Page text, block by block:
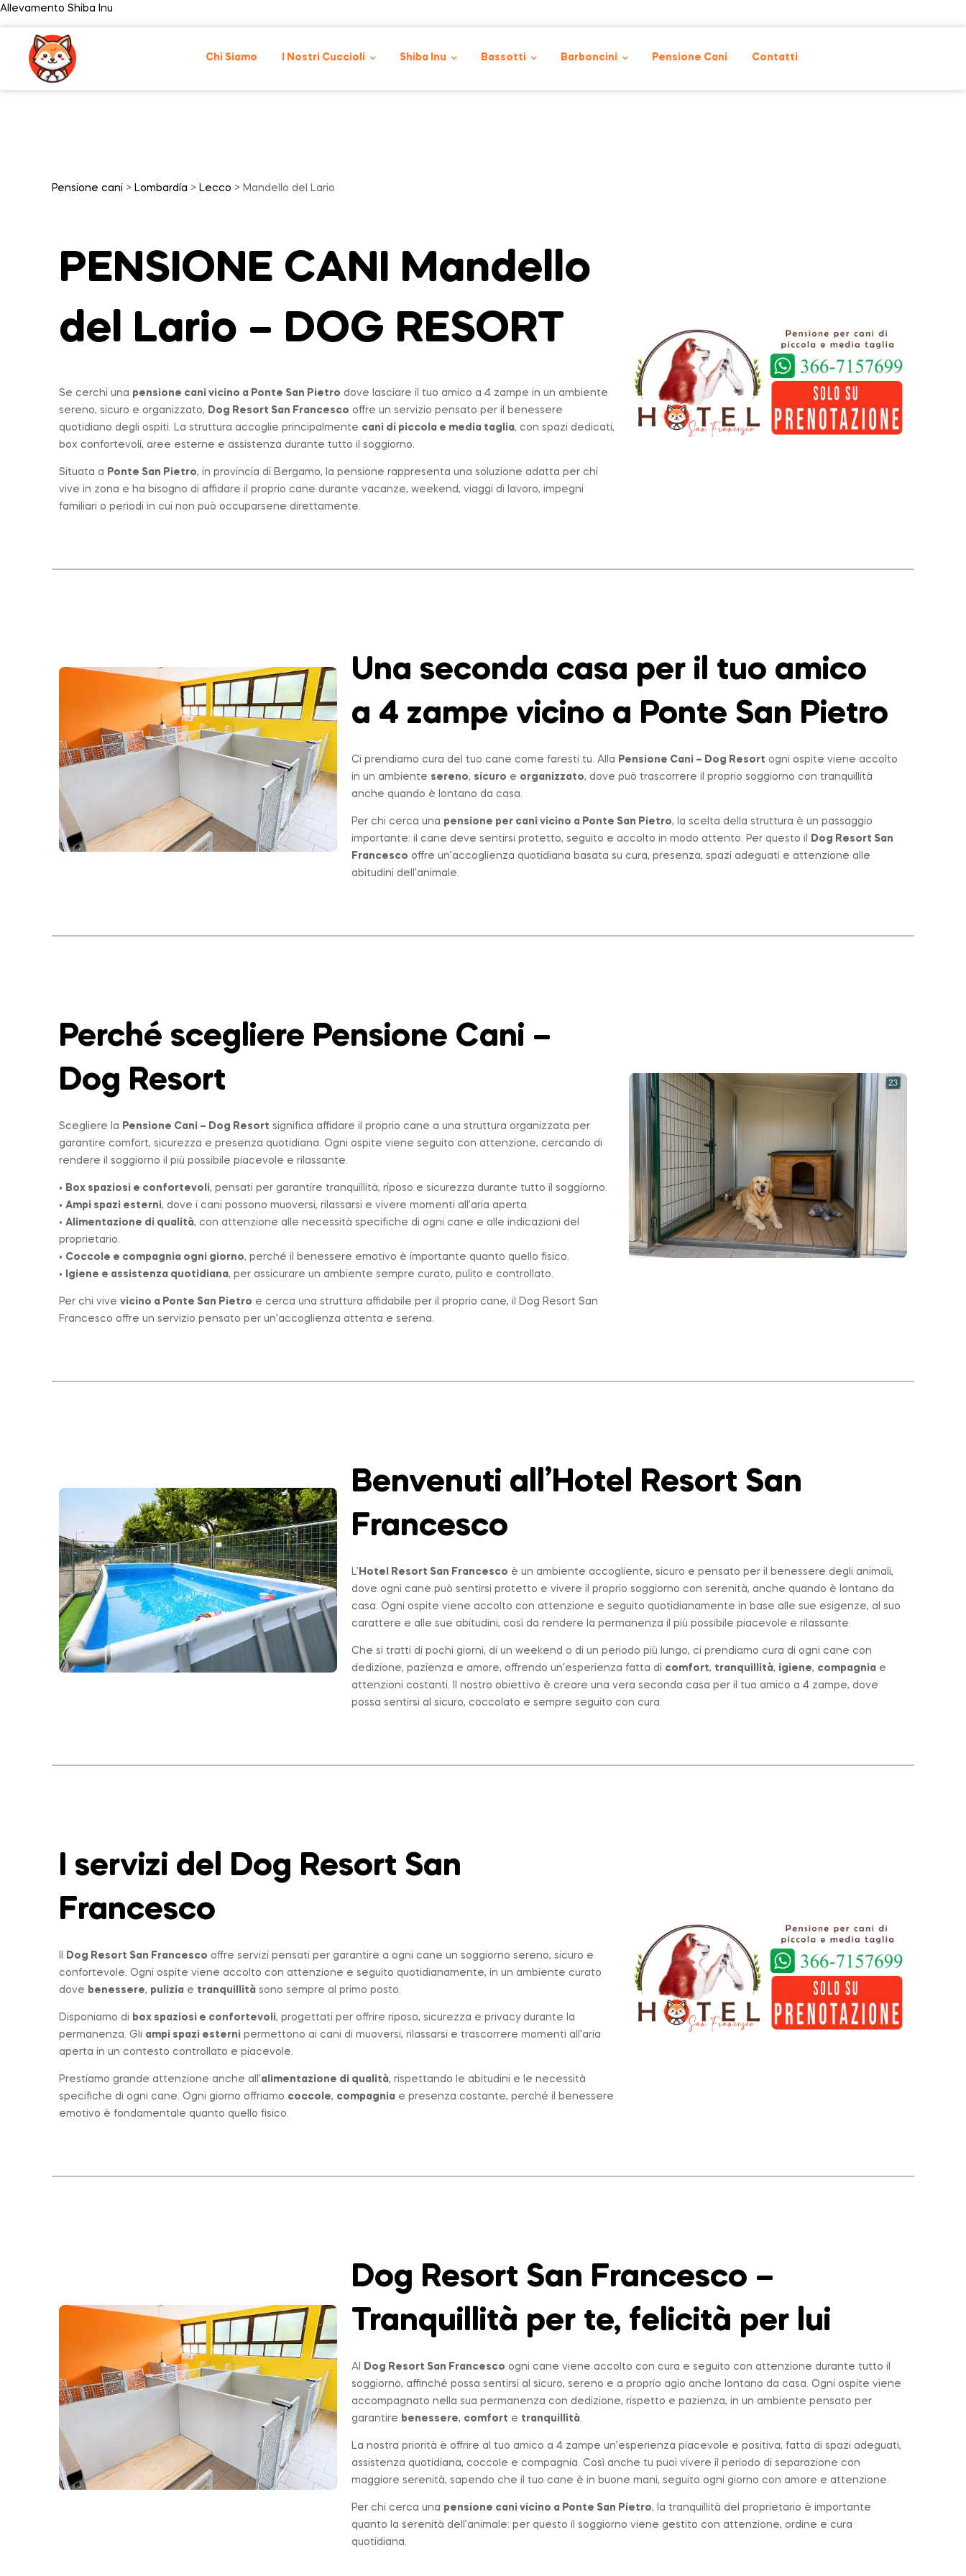
Allevamento Shiba Inu
Chi Siamo I Nostri Cuccioli Shiba Inu Bassotti Barboncini Pensione Cani Contatti
Pensione cani > Lombardía > Lecco > Mandello del Lario
PENSIONE CANI Mandello
del Lario – DOG RESORT
Se cerchi una pensione cani vicino a Ponte San Pietro dove lasciare il tuo amico a 4 zampe in un ambiente
sereno, sicuro e organizzato, Dog Resort San Francesco offre un servizio pensato per il benessere
quotidiano degli ospiti. La struttura accoglie principalmente cani di piccola e media taglia, con spazi dedicati,
box confortevoli, aree esterne e assistenza durante tutto il soggiorno.
Situata a Ponte San Pietro, in provincia di Bergamo, la pensione rappresenta una soluzione adatta per chi
vive in zona e ha bisogno di affidare il proprio cane durante vacanze, weekend, viaggi di lavoro, impegni
familiari o periodi in cui non può occuparsene direttamente.
Una seconda casa per il tuo amico
a 4 zampe vicino a Ponte San Pietro
Ci prendiamo cura del tuo cane come faresti tu. Alla Pensione Cani – Dog Resort ogni ospite viene accolto
in un ambiente sereno, sicuro e organizzato, dove può trascorrere il proprio soggiorno con tranquillità
anche quando è lontano da casa.
Per chi cerca una pensione per cani vicino a Ponte San Pietro, la scelta della struttura è un passaggio
importante: il cane deve sentirsi protetto, seguito e accolto in modo attento. Per questo il
Dog Resort San
Francesco offre un’accoglienza quotidiana basata su cura, presenza, spazi adeguati e attenzione alle
abitudini dell’animale.
Perché scegliere Pensione Cani –
Dog Resort
Scegliere la Pensione Cani – Dog Resort significa affidare il proprio cane a una struttura organizzata per
garantire comfort, sicurezza e presenza quotidiana. Ogni ospite viene seguito con attenzione, cercando di
rendere il soggiorno il più possibile piacevole e rilassante.
• Box spaziosi e confortevoli, pensati per garantire tranquillità, riposo e sicurezza durante tutto il soggiorno.
• Ampi spazi esterni, dove i cani possono muoversi, rilassarsi e vivere momenti all’aria aperta.
• Alimentazione di qualità, con attenzione alle necessità specifiche di ogni cane e alle indicazioni del
proprietario.
• Coccole e compagnia ogni giorno, perché il benessere emotivo è importante quanto quello fisico.
•
Igiene e assistenza quotidiana, per assicurare un ambiente sempre curato, pulito e controllato.
Per chi vive vicino a Ponte San Pietro e cerca una struttura affidabile per il proprio cane, il Dog Resort San
Francesco offre un servizio pensato per un’accoglienza attenta e serena.
Benvenuti all’Hotel Resort San
Francesco
L’ Hotel Resort San Francesco è un ambiente accogliente, sicuro e pensato per il benessere degli animali,
dove ogni cane può sentirsi protetto e vivere il proprio soggiorno con serenità, anche quando è lontano da
casa. Ogni ospite viene accolto con attenzione e seguito quotidianamente in base alle sue esigenze, al suo
carattere e alle sue abitudini, così da rendere la permanenza il più possibile piacevole e rilassante.
Che si tratti di pochi giorni, di un weekend o di un periodo più lungo, ci prendiamo cura di ogni cane con
dedizione, pazienza e amore, offrendo un’esperienza fatta di comfort, tranquillità, igiene, compagniae
attenzioni costanti. Il nostro obiettivo è creare una vera seconda casa per il tuo amico a 4 zampe, dove
possa sentirsi al sicuro, coccolato e sempre seguito con cura.
I servizi del Dog Resort San
Francesco
Dog Resort San Francesco offre servizi pensati per garantire a ogni cane un soggiorno sereno, sicuro e
confortevole. Ogni ospite viene accolto con attenzione e seguito quotidianamente, in un ambiente curato
dove benessere, pulizia e tranquillità sono sempre al primo posto.
Disponiamo di box spaziosi e confortevoli, progettati per offrire riposo, sicurezza e privacy durante la
permanenza. Gli ampi spazi esterni permettono ai cani di muoversi, rilassarsi e trascorrere momenti all’aria
aperta in un contesto controllato e piacevole.
Prestiamo grande attenzione anche all’alimentazione di qualità, rispettando le abitudini e le necessità
specifiche di ogni cane. Ogni giorno offriamo coccole, compagnia e presenza costante, perché il benessere
emotivo è fondamentale quanto quello fisico.
Dog Resort San Francesco –
Tranquillità per te, felicità per lui
Al Dog Resort San Francesco ogni cane viene accolto con cura e seguito con attenzione durante tutto il
soggiorno, affinché possa sentirsi al sicuro, sereno e a proprio agio anche lontano da casa. Ogni ospite viene
accompagnato nella sua permanenza con dedizione, rispetto e pazienza, in un ambiente pensato per
garantire benessere, comfort e tranquillità.
La nostra priorità è offrire al tuo amico a 4 zampe un’esperienza piacevole e positiva, fatta di spazi adeguati,
assistenza quotidiana, coccole e compagnia. Così anche tu puoi vivere il periodo di separazione con
maggiore serenità, sapendo che il tuo cane è in buone mani, seguito ogni giorno con amore e attenzione.
Per chi cerca una pensione cani vicino a Ponte San Pietro, la tranquillità del proprietario è importante
quanto la serenità dell’animale: per questo il soggiorno viene gestito con attenzione, ordine e cura
quotidiana.